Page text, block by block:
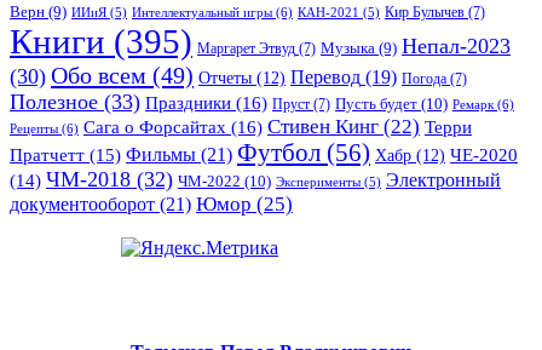
Верн (9) ИИиЯ (5) Интеллектуальный игры (6) КАН-2021 (5) Кир Булычев (7)
Книги (395) Маргарет Этвуд (7) Музыка (9) Непал-2023
(30) Обо всем (49) Отчеты (12) Перевод (19) Погода (7)
Полезное (33) Праздники (16) Пруст (7) Пусть будет (10) Ремарк (6)
Рецепты (6) Сага о Форсайтах (16) Стивен Кинг (22) Терри
Пратчетт (15) Фильмы (21) Футбол (56) Хабр (12) ЧЕ-2020
(14) ЧМ-2018 (32) ЧМ-2022 (10) Эксперименты (5) Электронный
документооборот (21) Юмор (25)